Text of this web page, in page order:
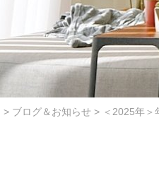
> ブログ＆お知らせ > ＜2025年＞